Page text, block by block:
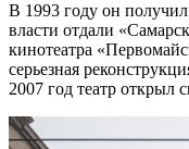
В 1993 году он
власти отдали
кинотеатра
серьезная
2007 год театр открыл